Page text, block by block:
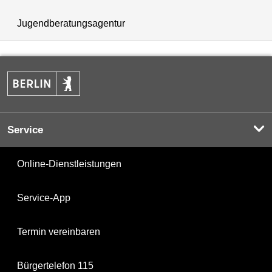
Jugendberatungsagentur
Service
Online-Dienstleistungen
Service-App
Termin vereinbaren
Bürgertelefon 115